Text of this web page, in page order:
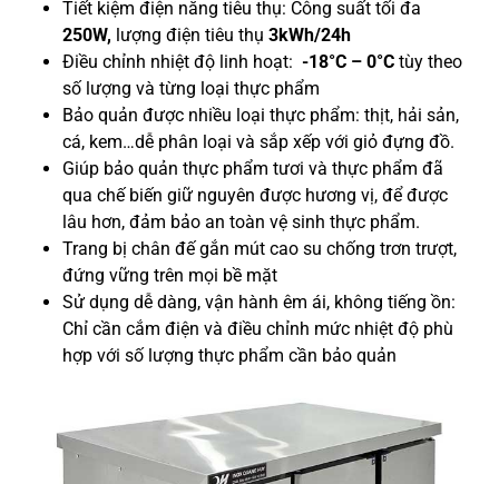
Tiết kiệm điện năng tiêu thụ: Công suất tối đa
250W, lượng điện tiêu thụ 3kWh/24h
Điều chỉnh nhiệt độ linh hoạt: -18°C – 0°C tùy theo
số lượng và từng loại thực phẩm
Bảo quản được nhiều loại thực phẩm: thịt, hải sản,
cá, kem…dễ phân loại và sắp xếp với giỏ đựng đồ.
Giúp bảo quản thực phẩm tươi và thực phẩm đã
qua chế biến giữ nguyên được hương vị, để được
lâu hơn, đảm bảo an toàn vệ sinh thực phẩm.
Trang bị chân đế gắn mút cao su chống trơn trượt,
đứng vững trên mọi bề mặt
Sử dụng dễ dàng, vận hành êm ái, không tiếng ồn:
Chỉ cần cắm điện và điều chỉnh mức nhiệt độ phù
hợp với số lượng thực phẩm cần bảo quản